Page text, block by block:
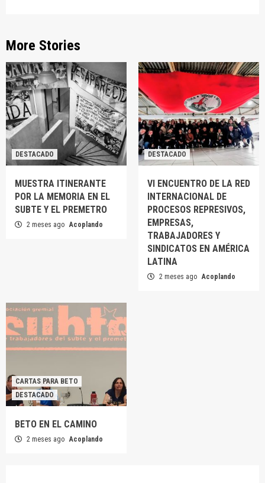
More Stories
DESTACADO
MUESTRA ITINERANTE
POR LA MEMORIA EN EL
SUBTE Y EL PREMETRO
2 meses ago Acoplando
DESTACADO
VI ENCUENTRO DE LA RED
INTERNACIONAL DE
PROCESOS REPRESIVOS,
EMPRESAS,
TRABAJADORES Y
SINDICATOS EN AMÉRICA
LATINA
2 meses ago Acoplando
CARTAS PARA BETO
DESTACADO
BETO EN EL CAMINO
2 meses ago Acoplando